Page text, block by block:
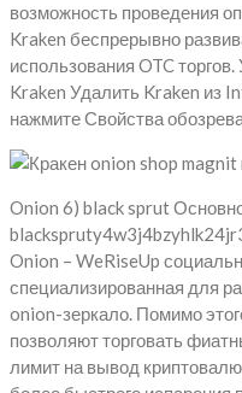
возможность проведения
Kraken беспрерывно
использования OTC
Kraken Удалить Kraken из
нажмите Свойства
Onion 6) black sprut
Onion – WeRiseUp
специализированная для
onion-зеркало. Помимо
позволяют торговать
лимит на вывод